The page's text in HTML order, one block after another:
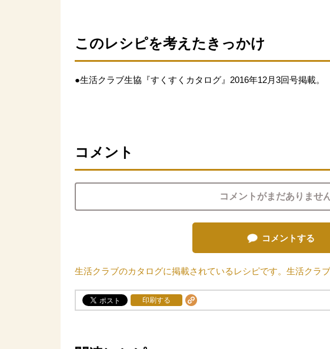
で開きます。
このレシピを考えたきっかけ
●生活クラブ生協『すくすくカタログ』2016年12月3回号掲載。
コメント
コメントがまだありません
コメントする
生活クラブのカタログに掲載されているレシピです。生活クラ
印刷する